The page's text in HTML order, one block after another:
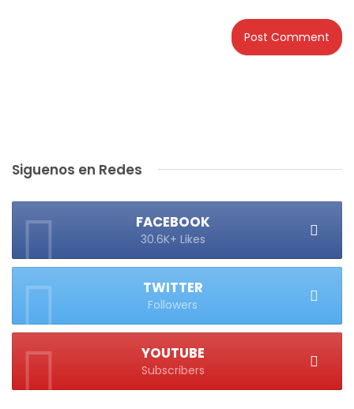
Siguenos en Redes
FACEBOOK
30.6K+ Likes
TWITTER
Followers
YOUTUBE
Subscribers